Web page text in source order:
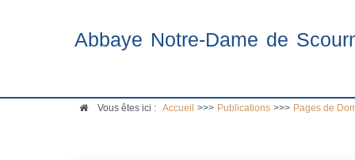
Abbaye Notre-Dame de
Vous êtes ici : Accueil >>> Publications >>> Pages de